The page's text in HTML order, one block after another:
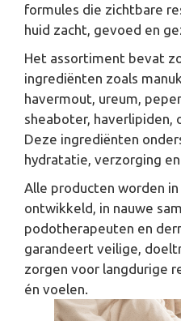
formules die zichtbare
huid zacht, gevoed en
Het assortiment bevat
ingrediënten zoals
havermout, ureum,
sheaboter, haverlipiden,
Deze ingrediënten
hydratatie, verzorging en
Alle producten worden
ontwikkeld, in nauwe
podotherapeuten en
garandeert veilige,
zorgen voor langdurige
én voelen.